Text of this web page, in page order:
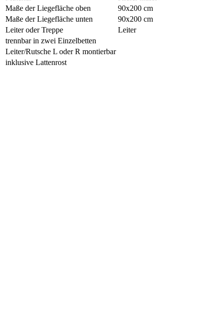
Maße der Liegefläche oben
90x200 cm
Maße der Liegefläche unten
90x200 cm
Leiter oder Treppe
Leiter
trennbar in zwei Einzelbetten
Leiter/Rutsche L oder R montierbar
inklusive Lattenrost